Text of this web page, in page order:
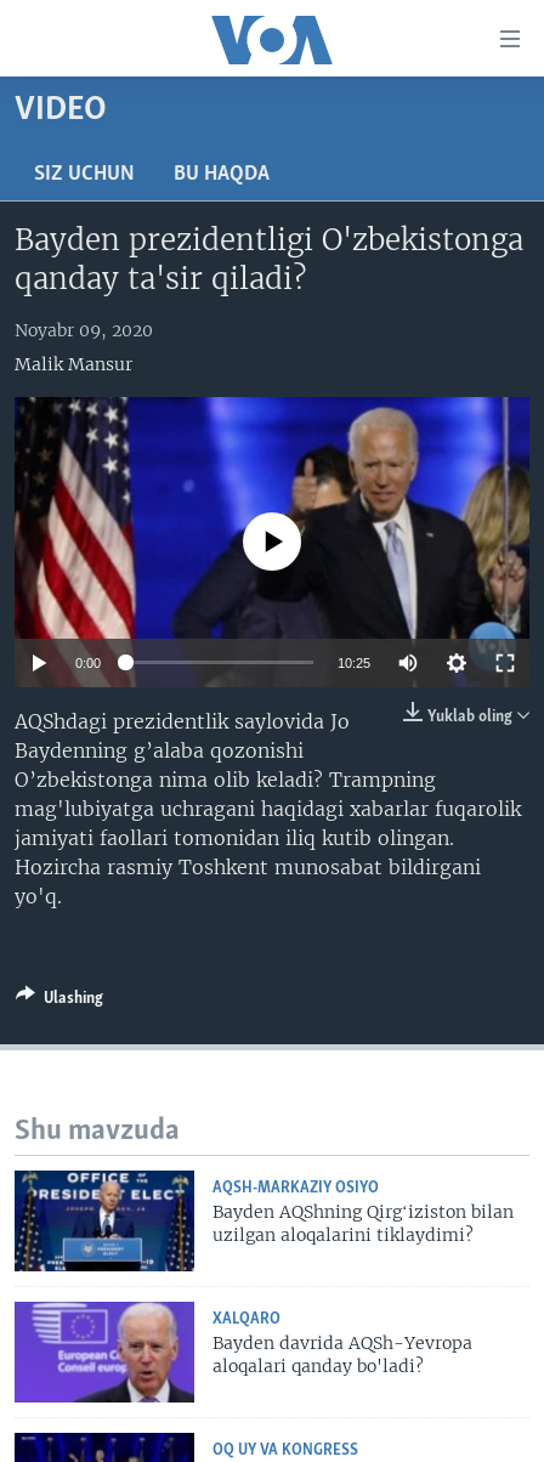
boring
Boshiga
Qidiruvga
AMERIKA
XALQARO
VATANDOSHLAR
MULTIMEDIA
XALQARO HAYOT
VASHINGTON CHOYXONASI
MOBIL-SALOM!
VIDEO
XABARLAR SURATLARDA
FACEBOOK
YOUTUBE
INSTAGRAM
ODNOKLASSNIKI
TELEGRAM
TWITTER
INGLIZ TILI DARSLARI
EDITORIAL
Learning English
VIDEO
SIZ UCHUN BU HAQDA
Bayden prezidentligi O'zbekistonga
qanday ta'sir qiladi?
Noyabr 09, 2020
Malik Mansur
No media source currently available
0:00 10:25
Yuklab oling
AQShdagi prezidentlik saylovida Jo
Baydenning g’alaba qozonishi
O’zbekistonga nima olib keladi? Trampning
mag'lubiyatga uchragani haqidagi xabarlar fuqarolik
jamiyati faollari tomonidan iliq kutib olingan.
Hozircha rasmiy Toshkent munosabat bildirgani
yo'q.
Ulashing
Shu mavzuda
AQSH-MARKAZIY OSIYO
Bayden AQShning Qirgʻiziston bilan
uzilgan aloqalarini tiklaydimi?
XALQARO
Bayden davrida AQSh-Yevropa
aloqalari qanday bo'ladi?
OQ UY VA KONGRESS